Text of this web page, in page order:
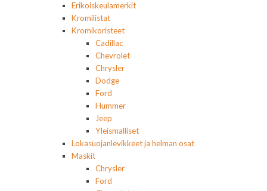
Erikoiskeulamerkit
Kromilistat
Kromikoristeet
Cadillac
Chevrolet
Chrysler
Dodge
Ford
Hummer
Jeep
Yleismalliset
Lokasuojanlevikkeet ja helman osat
Maskit
Chrysler
Ford